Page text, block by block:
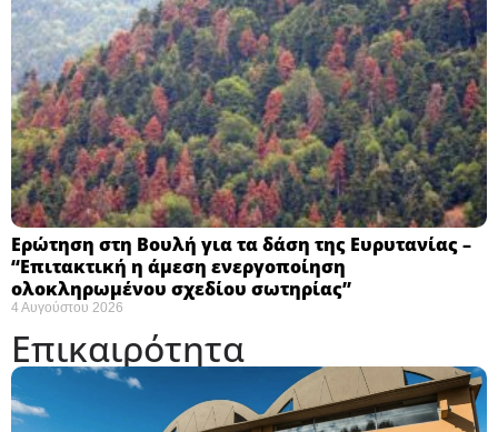
Ερώτηση στη Βουλή για τα δάση της Ευρυτανίας –
“Eπιτακτική η άμεση ενεργοποίηση
ολοκληρωμένου σχεδίου σωτηρίας”
4 Αυγούστου 2026
Επικαιρότητα